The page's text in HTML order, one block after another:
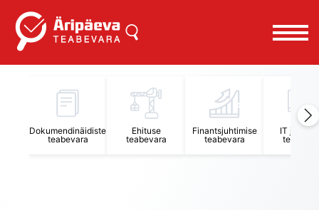
Dokumendinäidiste
teabevara
Ehituse
teabevara
Finantsjuhtimise
teabevara
IT